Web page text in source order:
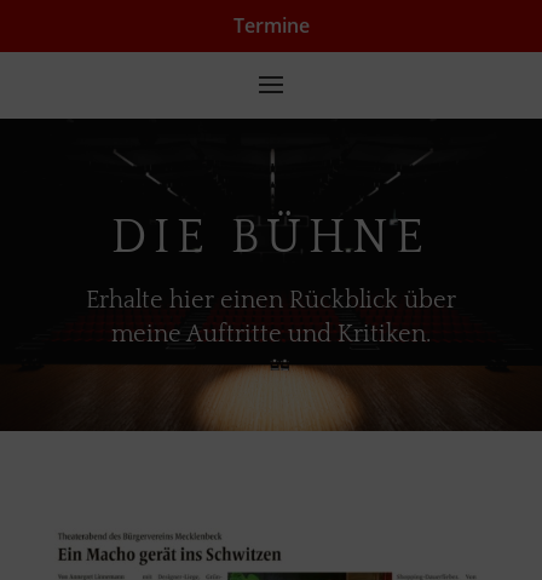
Termine
DIE BÜHNE
Erhalte hier einen Rückblick über
meine Auftritte und Kritiken.